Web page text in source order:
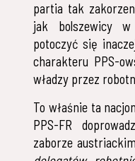
partia tak
jak bolszewicy
potoczyć się
charakteru PPS-
władzy przez
To właśnie ta
PPS-FR
zaborze